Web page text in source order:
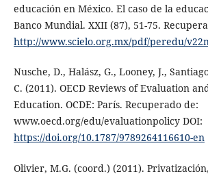
educación en México. El caso de la
Banco Mundial. XXII (87), 51-75.
http://www.scielo.org.mx/pdf/peredu/
Nusche, D., Halász, G., Looney, J.,
C. (2011). OECD Reviews of Evaluation
Education. OCDE: París. Recuperado de:
www.oecd.org/edu/evaluationpolicy DOI:
https://doi.org/10.1787/9789264116610-en
Olivier, M.G. (coord.) (2011).